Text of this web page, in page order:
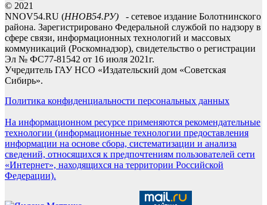
© 2021
NNOV54.RU (ННОВ54.РУ) - сетевое издание Болотнинского
района. Зарегистрировано Федеральной службой по надзору в
сфере связи, информационных технологий и массовых
коммуникаций (Роскомнадзор), свидетельство о регистрации
Эл № ФС77-81542 от 16 июля 2021г.
Учредитель ГАУ НСО «Издательский дом «Советская
Сибирь».
Политика конфиденциальности персональных данных
На информационном ресурсе применяются рекомендательные
технологии (информационные технологии предоставления
информации на основе сбора, систематизации и анализа
сведений, относящихся к предпочтениям пользователей сети
«Интернет», находящихся на территории Российской
Федерации).